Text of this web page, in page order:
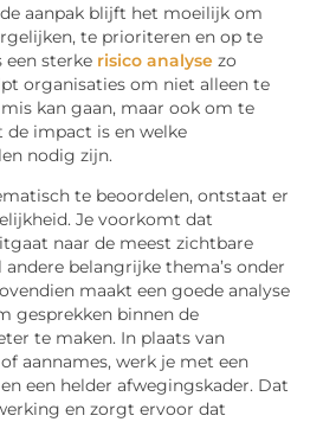
aanpak blijft het moeilijk om
te prioriteren en op te
een sterke risico analyse zo
organisaties om niet alleen te
kan gaan, maar ook om te
de impact is en welke
nodig zijn.
te beoordelen, ontstaat er
Je voorkomt dat
naar de meest zichtbare
belangrijke thema’s onder
maakt een goede analyse
gesprekken binnen de
te maken. In plaats van
aannames, werk je met een
een helder afwegingskader. Dat
en zorgt ervoor dat